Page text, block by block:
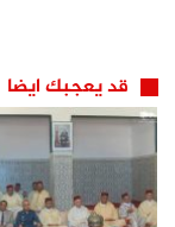
قد يعجبك ايضا